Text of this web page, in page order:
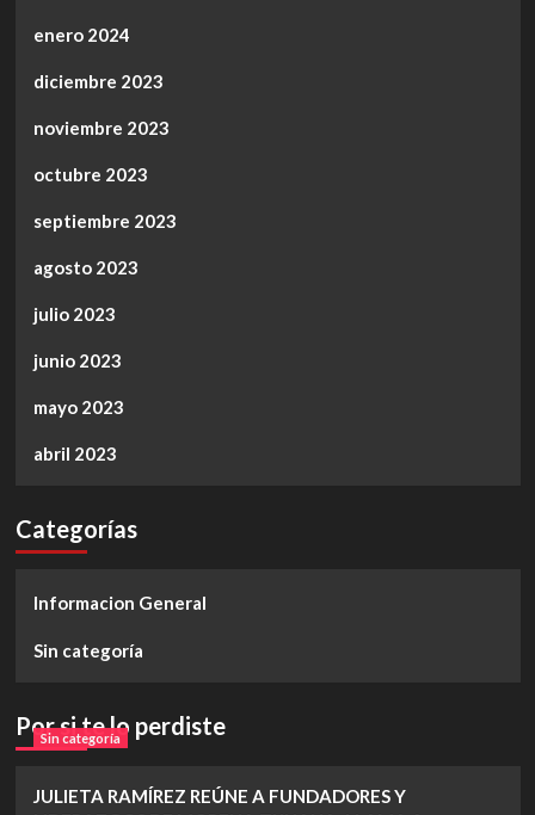
enero 2024
diciembre 2023
noviembre 2023
octubre 2023
septiembre 2023
agosto 2023
julio 2023
junio 2023
mayo 2023
abril 2023
Categorías
Informacion General
Sin categoría
Por si te lo perdiste
Sin categoría
JULIETA RAMÍREZ REÚNE A FUNDADORES Y